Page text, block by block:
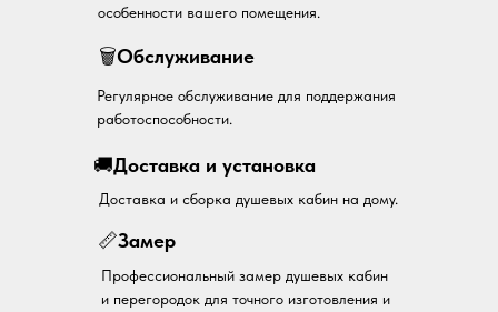
🗑Обслуживание
🚚Доставка и установка
📏Замер
особенности вашего помещения.
Регулярное обслуживание для поддержания
работоспособности.
Доставка и сборка душевых кабин на дому.
Профессиональный замер душевых кабин
и перегородок для точного изготовления и